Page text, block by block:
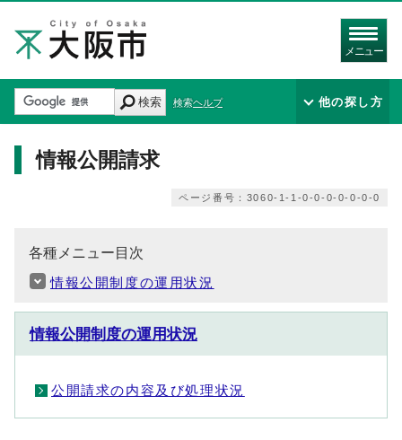
メニュー
検索 検索ヘルプ 他の探し方
情報公開請求
ページ番号：3060-1-1-0-0-0-0-0-0-0
各種メニュー目次
情報公開制度の運用状況
情報公開制度の運用状況
公開請求の内容及び処理状況